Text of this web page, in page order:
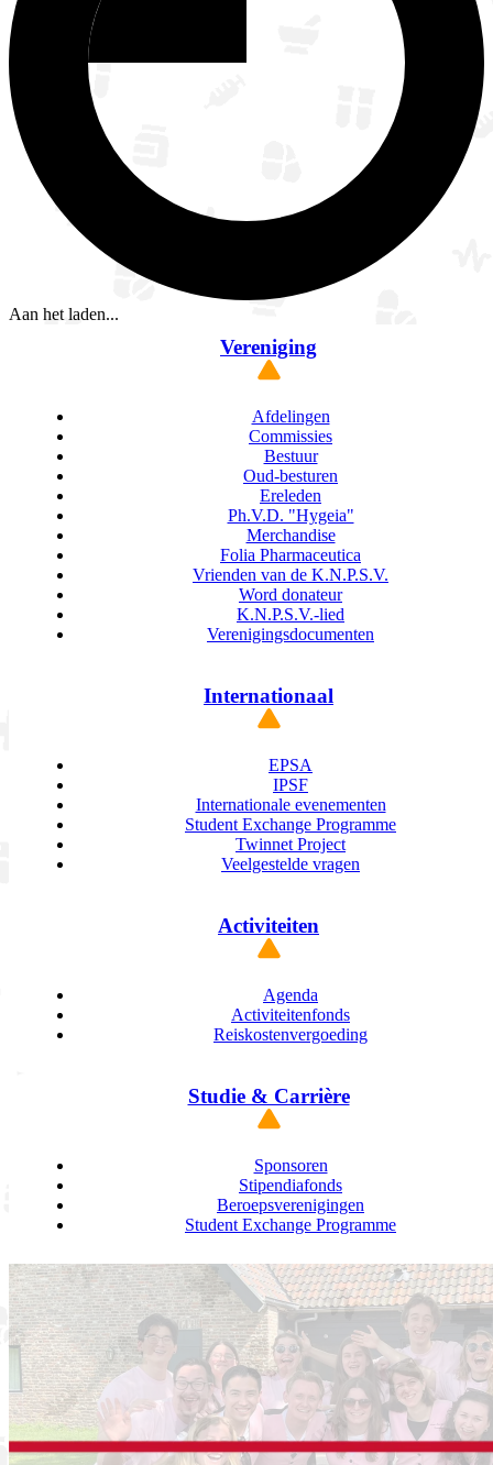
Aan het laden...
Vereniging
Afdelingen
Commissies
Bestuur
Oud-besturen
Ereleden
Ph.V.D. "Hygeia"
Merchandise
Folia Pharmaceutica
Vrienden van de K.N.P.S.V.
Word donateur
K.N.P.S.V.-lied
Verenigingsdocumenten
Internationaal
EPSA
IPSF
Internationale evenementen
Student Exchange Programme
Twinnet Project
Veelgestelde vragen
Activiteiten
Agenda
Activiteitenfonds
Reiskostenvergoeding
Studie & Carrière
Sponsoren
Stipendiafonds
Beroepsverenigingen
Student Exchange Programme